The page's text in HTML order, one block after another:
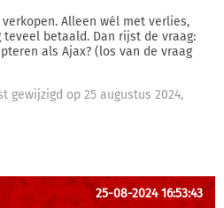
Alleen wél met verlies,
betaald. Dan rijst de vraag:
als Ajax? (los van de vraag
op 25 augustus 2024,
25-08-2024 16:53:43